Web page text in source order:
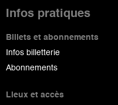
Infos pratiques
Billets et abonnements
Infos billetterie
Abonnements
Lieux et accès